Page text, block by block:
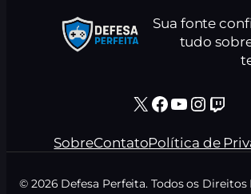
Sua fonte
tudo
X Facebook Youtube Instagram Twitch
SobreContatoPolítica de
© 2026 Defesa Perfeita. Todos os Direitos